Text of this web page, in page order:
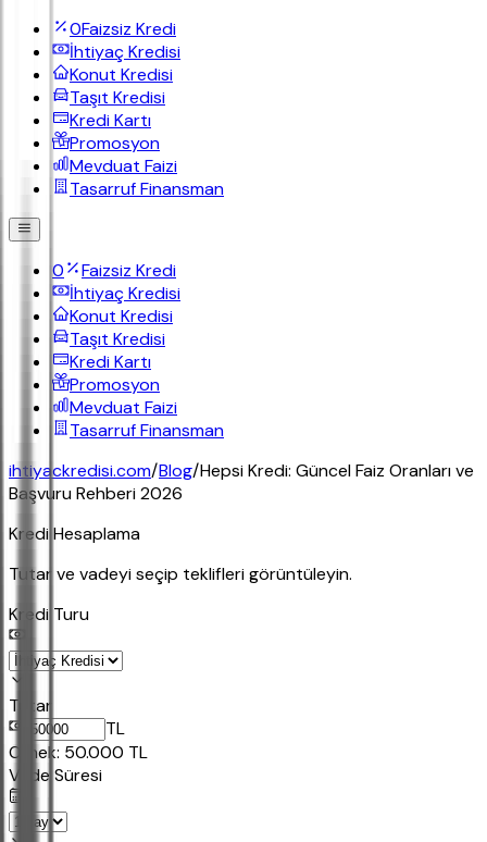
0Faizsiz Kredi
İhtiyaç Kredisi
Konut Kredisi
Taşıt Kredisi
Kredi Kartı
Promosyon
Mevduat Faizi
Tasarruf Finansman
0
Faizsiz Kredi
İhtiyaç Kredisi
Konut Kredisi
Taşıt Kredisi
Kredi Kartı
Promosyon
Mevduat Faizi
Tasarruf Finansman
ihtiyackredisi.com/Blog/Hepsi Kredi: Güncel Faiz Oranları ve
Başvuru Rehberi 2026
Kredi Hesaplama
Tutar ve vadeyi seçip teklifleri görüntüleyin.
Kredi Turu
Tutar
TL
Ornek: 50.000 TL
Vade Süresi